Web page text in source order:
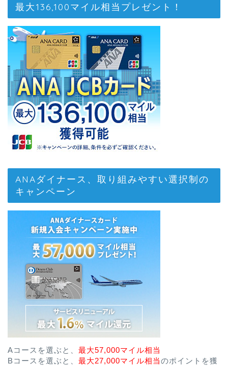
最大136,100マイル相当プレゼント！
ANAダイナース、取り組みやすい選択制の
キャンペーン
Aコースを選ぶと、 最大57,000マイル相当
Bコースを選ぶと、 最大27,000マイル相当のポイントを獲